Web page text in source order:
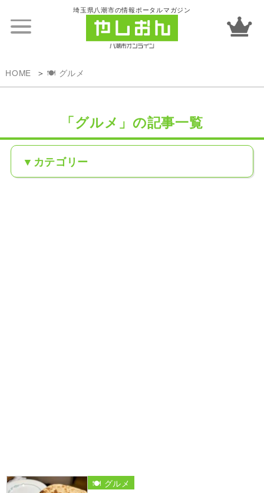
埼玉県八潮市の情報ポータルマガジン
HOME 🍽️ グルメ
「グルメ」の記事一覧
カテゴリー
🍽️ グルメ